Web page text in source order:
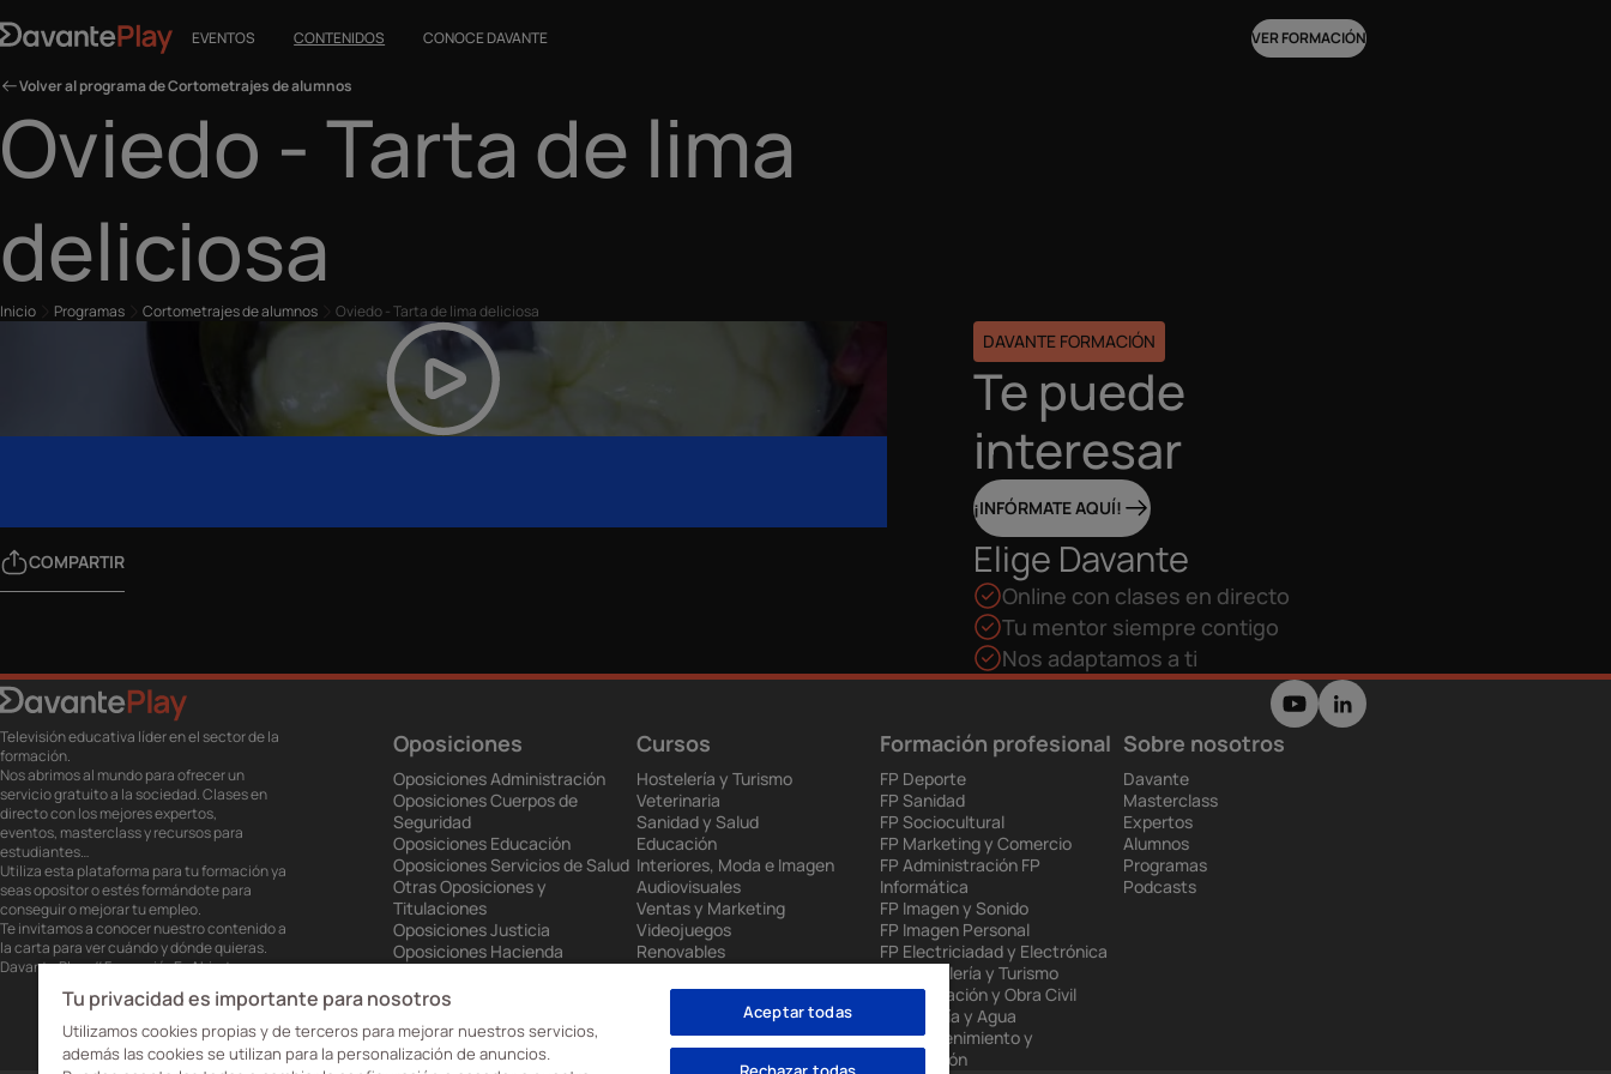
EVENTOS CONTENIDOS CONOCE DAVANTE VER FORMACIÓN
Volver al programa de Cortometrajes de alumnos
Oviedo - Tarta de lima
deliciosa
Inicio Programas Cortometrajes de alumnos Oviedo - Tarta de lima deliciosa
COMPARTIR
DAVANTE FORMACIÓN
Te puede
interesar
¡INFÓRMATE AQUÍ!
Elige Davante
Online con clases en directo
Tu mentor siempre contigo
Nos adaptamos a ti
Televisión educativa líder en el sector de la
formación.
Nos abrimos al mundo para ofrecer un
servicio gratuito a la sociedad. Clases en
directo con los mejores expertos,
eventos, masterclass y recursos para
estudiantes…
Utiliza esta plataforma para tu formación ya
seas opositor o estés formándote para
conseguir o mejorar tu empleo.
Te invitamos a conocer nuestro contenido a
la carta para ver cuándo y dónde quieras.
Davante Play. #FormaciónEnAbierto
Oposiciones
Oposiciones Administración
Oposiciones Cuerpos de
Seguridad
Oposiciones Educación
Oposiciones Servicios de Salud
Otras Oposiciones y
Titulaciones
Oposiciones Justicia
Oposiciones Hacienda
Oposiciones Ejército
Cursos
Hostelería y Turismo
Veterinaria
Sanidad y Salud
Educación
Interiores, Moda e Imagen
Audiovisuales
Ventas y Marketing
Videojuegos
Renovables
Administración
Formación profesional
FP Deporte
FP Sanidad
FP Sociocultural
FP Marketing y Comercio
FP Administración FP
Informática
FP Imagen y Sonido
FP Imagen Personal
FP Electriciadad y Electrónica
FP Hostelería y Turismo
FP Edificación y Obra Civil
FP Energía y Agua
FP Mantenimiento y
Producción
Sobre nosotros
Davante
Masterclass
Expertos
Alumnos
Programas
Podcasts
Tu privacidad es importante para nosotros
Utilizamos cookies propias y de terceros para mejorar nuestros servicios,
además las cookies se utilizan para la personalización de anuncios.
Aceptar todas